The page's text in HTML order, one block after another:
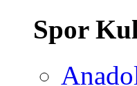
Spor